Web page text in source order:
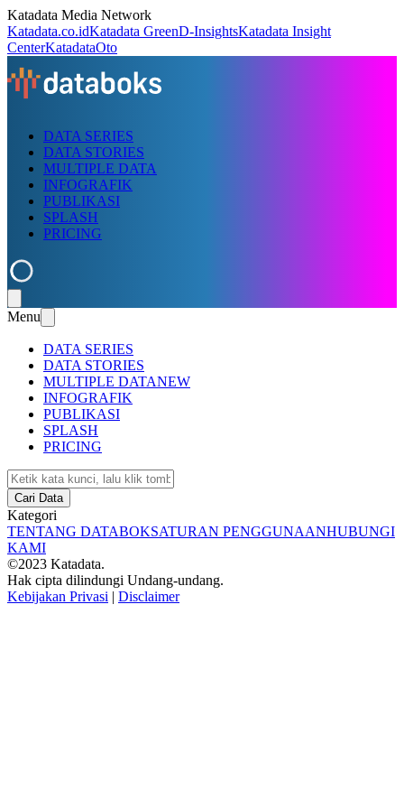
Katadata Media Network
Katadata.co.idKatadata GreenD-InsightsKatadata Insight
CenterKatadataOto
DATA SERIES
DATA STORIES
MULTIPLE DATA
INFOGRAFIK
PUBLIKASI
SPLASH
PRICING
Menu
DATA SERIES
DATA STORIES
MULTIPLE DATANEW
INFOGRAFIK
PUBLIKASI
SPLASH
PRICING
Cari Data
Kategori
TENTANG DATABOKSATURAN PENGGUNAANHUBUNGI
KAMI
©2023 Katadata.
Hak cipta dilindungi Undang-undang.
Kebijakan Privasi | Disclaimer